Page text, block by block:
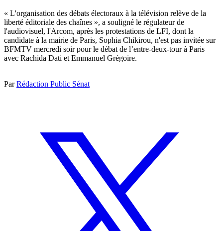
« L'organisation des débats électoraux à la télévision relève de la
liberté éditoriale des chaînes », a souligné le régulateur de
l'audiovisuel, l'Arcom, après les protestations de LFI, dont la
candidate à la mairie de Paris, Sophia Chikirou, n'est pas invitée sur
BFMTV mercredi soir pour le débat de l’entre-deux-tour à Paris
avec Rachida Dati et Emmanuel Grégoire.
ParRédaction Public Sénat